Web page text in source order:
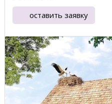
оставить заявку